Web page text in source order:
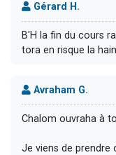
Gérard H.
B'H la fin du cours
tora en risque la
Avraham G.
Chalom ouvraha à
Je viens de prendre